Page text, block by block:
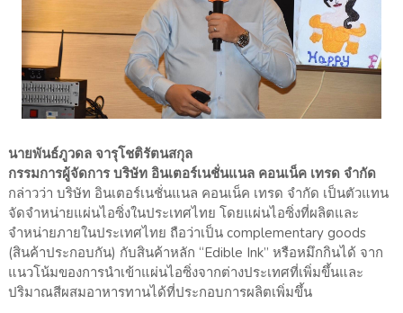
นายพันธ์ภูวดล จารุโชติรัตนสกุล
กรรมการผู้จัดการ บริษัท อินเตอร์เนชั่นแนล คอนเน็ค เทรด จำกัด
กล่าวว่า บริษัท อินเตอร์เนชั่นแนล คอนเน็ค เทรด จำกัด เป็นตัวแทน
จัดจำหน่ายแผ่นไอซิ่งในประเทศไทย โดยแผ่นไอซิ่งที่ผลิตและ
จำหน่ายภายในประเทศไทย ถือว่าเป็น complementary goods
(สินค้าประกอบกัน) กับสินค้าหลัก “Edible Ink” หรือหมึกกินได้ จาก
แนวโน้มของการนำเข้าแผ่นไอซิ่งจากต่างประเทศที่เพิ่มขึ้นและ
ปริมาณสีผสมอาหารทานได้ที่ประกอบการผลิตเพิ่มขึ้น